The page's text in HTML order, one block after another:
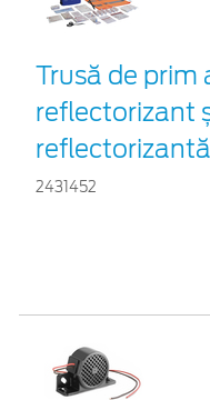
Trusă de prim
reflectorizant
reflectorizantă
2431452